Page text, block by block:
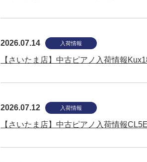
2026.07.14 入荷情報
【さいたま店】中古ピアノ入荷情報
2026.07.12 入荷情報
【さいたま店】中古ピアノ入荷情報CL5E